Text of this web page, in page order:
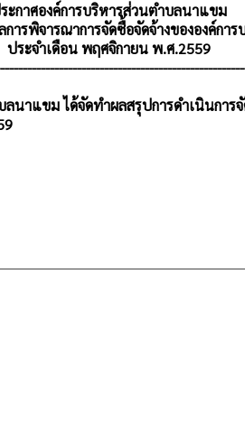
ะกาศองค์การบริหารส่วนตำบลนาแขม
การพิจารณาการจัดซื้อจัดจ้างขององค์ก
ประจำเดือน พฤศจิกายน พ.ศ.2559
จัดทำผลสรุปการดำเนินการจัดซื้